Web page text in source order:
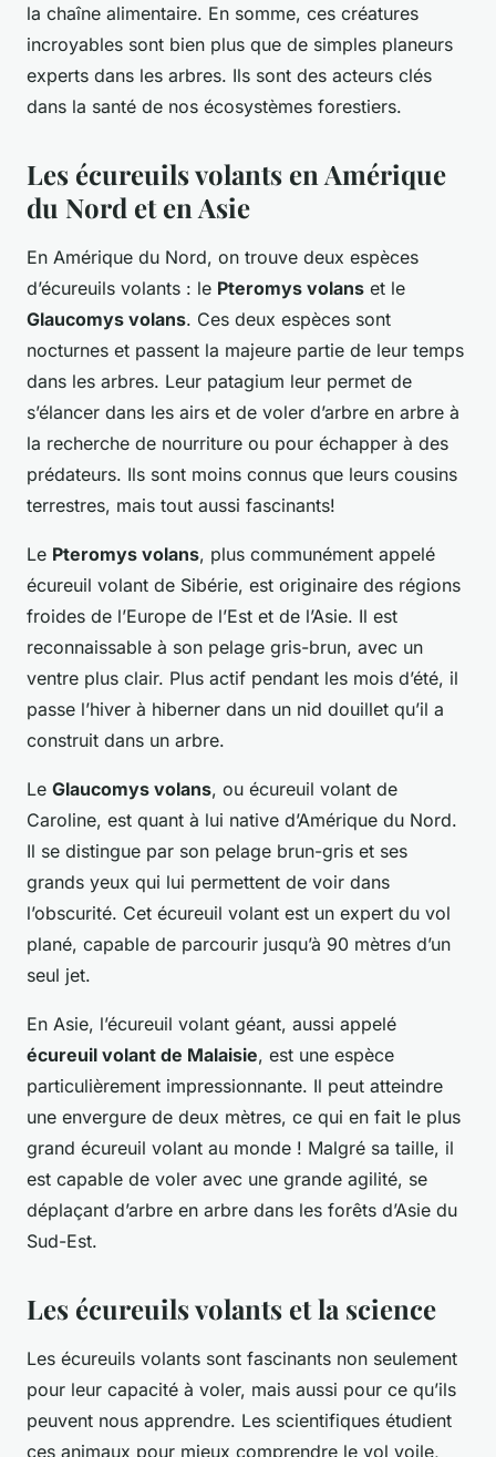
la chaîne alimentaire. En somme, ces créatures
incroyables sont bien plus que de simples planeurs
experts dans les arbres. Ils sont des acteurs clés
dans la santé de nos écosystèmes forestiers.
Les écureuils volants en Amérique
du Nord et en Asie
En Amérique du Nord, on trouve deux espèces
d’écureuils volants : le Pteromys volans et le
Glaucomys volans. Ces deux espèces sont
nocturnes et passent la majeure partie de leur temps
dans les arbres. Leur patagium leur permet de
s’élancer dans les airs et de voler d’arbre en arbre à
la recherche de nourriture ou pour échapper à des
prédateurs. Ils sont moins connus que leurs cousins
terrestres, mais tout aussi fascinants!
Le Pteromys volans, plus communément appelé
écureuil volant de Sibérie, est originaire des régions
froides de l’Europe de l’Est et de l’Asie. Il est
reconnaissable à son pelage gris-brun, avec un
ventre plus clair. Plus actif pendant les mois d’été, il
passe l’hiver à hiberner dans un nid douillet qu’il a
construit dans un arbre.
Le Glaucomys volans, ou écureuil volant de
Caroline, est quant à lui native d’Amérique du Nord.
Il se distingue par son pelage brun-gris et ses
grands yeux qui lui permettent de voir dans
l’obscurité. Cet écureuil volant est un expert du vol
plané, capable de parcourir jusqu’à 90 mètres d’un
seul jet.
En Asie, l’écureuil volant géant, aussi appelé
écureuil volant de Malaisie, est une espèce
particulièrement impressionnante. Il peut atteindre
une envergure de deux mètres, ce qui en fait le plus
grand écureuil volant au monde ! Malgré sa taille, il
est capable de voler avec une grande agilité, se
déplaçant d’arbre en arbre dans les forêts d’Asie du
Sud-Est.
Les écureuils volants et la science
Les écureuils volants sont fascinants non seulement
pour leur capacité à voler, mais aussi pour ce qu’ils
peuvent nous apprendre. Les scientifiques étudient
ces animaux pour mieux comprendre le vol voile,